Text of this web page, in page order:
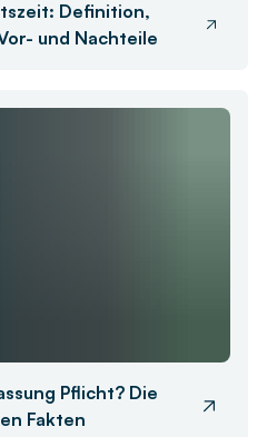
Definition,
und Nachteile
Pflicht? Die
Fakten